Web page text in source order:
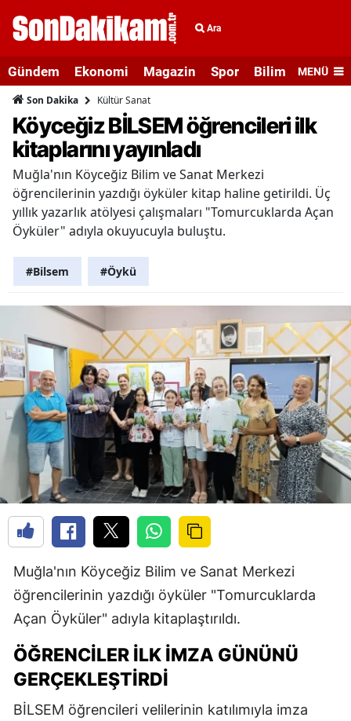
Ara
Gündem Ekonomi Magazin Spor Bilim veMENÜ
Son Dakika Kültür Sanat
Köyceğiz BİLSEM öğrencileri ilk
kitaplarını yayınladı
Muğla'nın Köyceğiz Bilim ve Sanat Merkezi
öğrencilerinin yazdığı öyküler kitap haline getirildi. Üç
yıllık yazarlık atölyesi çalışmaları "Tomurcuklarda Açan
Öyküler" adıyla okuyucuyla buluştu.
#Bilsem #Öykü
Muğla'nın Köyceğiz Bilim ve Sanat Merkezi
öğrencilerinin yazdığı öyküler "Tomurcuklarda
Açan Öyküler" adıyla kitaplaştırıldı.
ÖĞRENCILER İLK İMZA GÜNÜNÜ
GERÇEKLEŞTIRDI
BİLSEM öğrencileri velilerinin katılımıyla imza